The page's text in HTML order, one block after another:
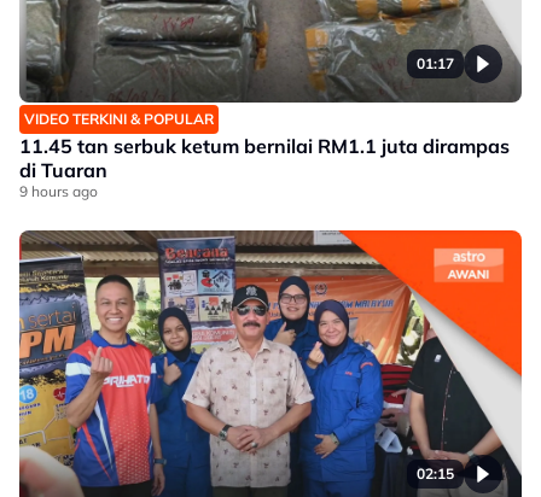
01:17
VIDEO TERKINI & POPULAR
11.45 tan serbuk ketum bernilai RM1.1 juta dirampas
di Tuaran
9 hours ago
02:15